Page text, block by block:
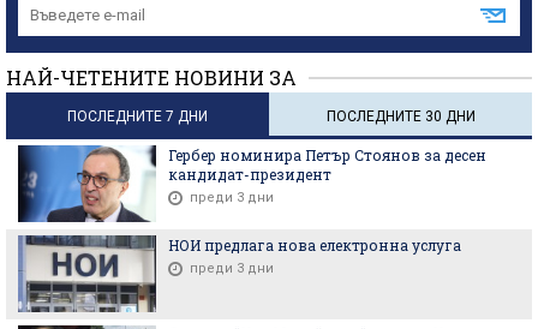
НАЙ-ЧЕТЕНИТЕ НОВИНИ ЗА
ПОСЛЕДНИТЕ 7 ДНИ ПОСЛЕДНИТЕ 30 ДНИ
Гербер номинира Петър Стоянов за десен
кандидат-президент
преди 3 дни
НОИ предлага нова електронна услуга
преди 3 дни